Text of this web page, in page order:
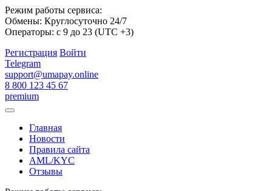
Режим работы сервиса:
Обмены: Круглосуточно 24/7
Операторы: с 9 до 23 (UTC +3)
Регистрация Войти
Telegram
support@umapay.online
8 800 123 45 67
premium
Главная
Новости
Правила сайта
AML/KYC
Отзывы